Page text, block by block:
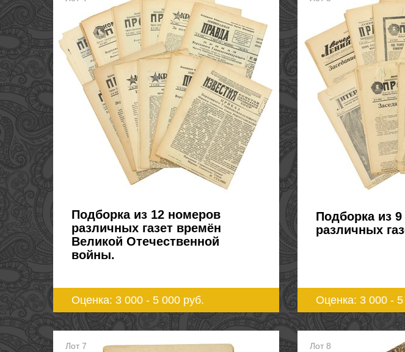
Подборка из 12 номеров
различных газет времён
Великой Отечественной
войны.
Оценка: 3 000 - 5 000 руб.
Подборка из
различных
Оценка: 3 000 -
Лот 7 Лот 8